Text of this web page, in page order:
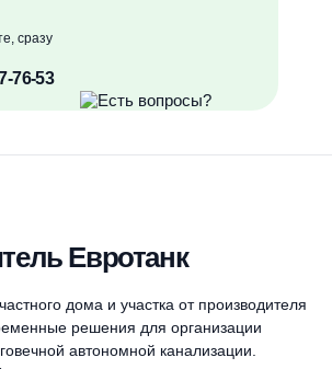
сразу
76-53
Евротанк
дома и участка от производителя
решения для организации
автономной канализации.